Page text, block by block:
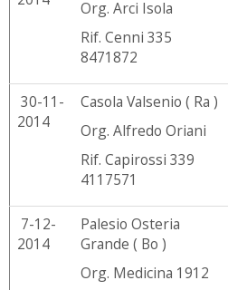
Org. Arci Isola
Rif. Cenni 335
8471872
30-11-
2014
Casola Valsenio ( Ra )
Org. Alfredo Oriani
Rif. Capirossi 339
4117571
7-12-
2014
Palesio Osteria
Grande ( Bo )
Org. Medicina 1912